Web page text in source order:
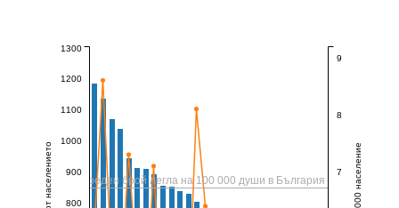
Среден брой легла на 100 000 души в България
800
900
1000
1100
1200
1300
7
8
9